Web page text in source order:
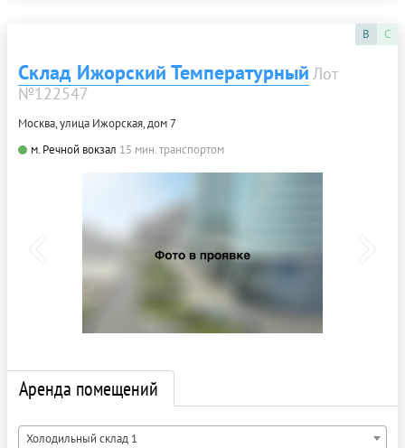
B C
Склад Ижорский Температурный Лот
№122547
Москва, улица Ижорская, дом 7
м. Речной вокзал 15 мин. транспортом
Аренда помещений
Холодильный склад 1